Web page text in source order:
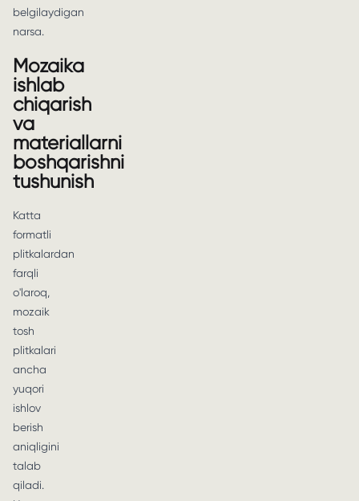
belgilaydigan
narsa.
Mozaika
ishlab
chiqarish
va
materiallarni
boshqarishni
tushunish
Katta
formatli
plitkalardan
farqli
o'laroq,
mozaik
tosh
plitkalari
ancha
yuqori
ishlov
berish
aniqligini
talab
qiladi.